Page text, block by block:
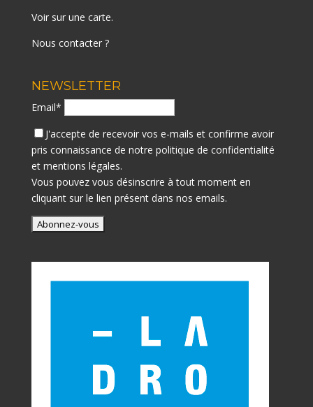
Voir sur une carte.
Nous contacter ?
NEWSLETTER
Email*
J'accepte de recevoir vos e-mails et confirme avoir
pris connaissance de notre politique de confidentialité
et mentions légales.
Vous pouvez vous désinscrire à tout moment en
cliquant sur le lien présent dans nos emails.